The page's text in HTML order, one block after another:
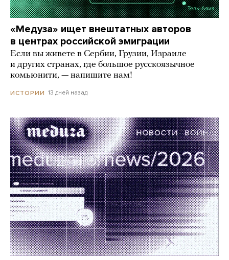
«Медуза» ищет внештатных авторов
в центрах российской эмиграции
Если вы живете в Сербии, Грузии, Израиле
и других странах, где большое русскоязычное
комьюнити, — напишите нам!
ИСТОРИИ 13 дней назад